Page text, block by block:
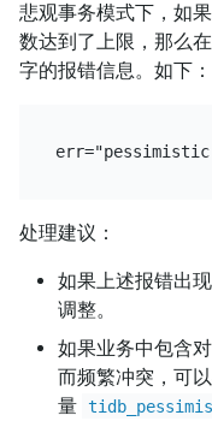
悲观事务模式下，如
数达到了上限，那么
字的报错信息。如下：
处理建议：
如果上述报错出
调整。
如果业务中包含
而频繁冲突，可
量